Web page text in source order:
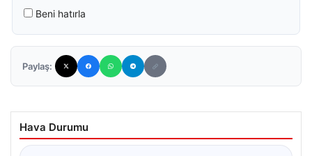
Beni hatırla
Paylaş:
Hava Durumu